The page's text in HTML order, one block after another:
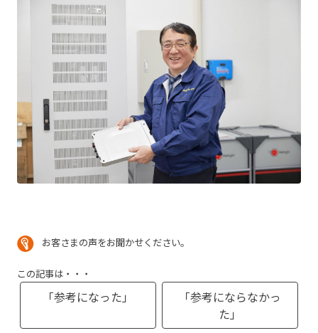
お客さまの声をお聞かせください。
この記事は・・・
「参考になった」
「参考にならなかっ
た」